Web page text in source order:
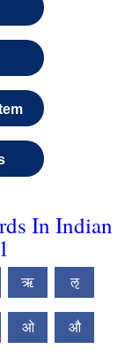
In Indian
ऋ ऌ
ओ औ